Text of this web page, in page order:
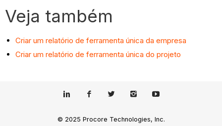
Veja também
Criar um relatório de ferramenta única da empresa
Criar um relatório de ferramenta única do projeto
© 2025 Procore Technologies, Inc.